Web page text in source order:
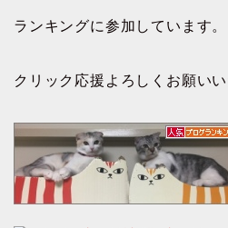
ランキングに参加しています。
クリック応援よろしくお願い